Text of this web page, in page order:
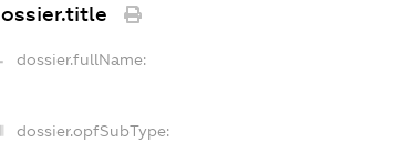
dossier.fullName:
dossier.opfSubType: